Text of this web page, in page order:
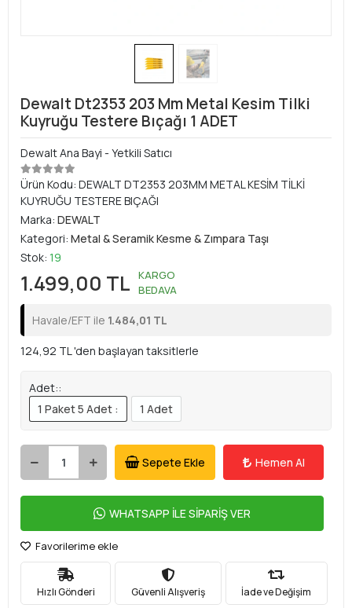
Dewalt Dt2353 203 Mm Metal Kesim Tilki
Kuyruğu Testere Bıçağı 1 ADET
Dewalt Ana Bayi - Yetkili Satıcı
Ürün Kodu: DEWALT DT2353 203MM METAL KESİM TİLKİ
KUYRUĞU TESTERE BIÇAĞI
Marka: DEWALT
Kategori: Metal & Seramik Kesme & Zımpara Taşı
Stok: 19
1.499,00 TL
KARGO
BEDAVA
Havale/EFT ile 1.484,01 TL
124,92 TL 'den başlayan taksitlerle
Adet::
1 Paket 5 Adet :
1 Adet
Sepete Ekle Hemen Al
WHATSAPP İLE SİPARİŞ VER
Favorilerime ekle
Hızlı Gönderi Güvenli Alışveriş İade ve Değişim